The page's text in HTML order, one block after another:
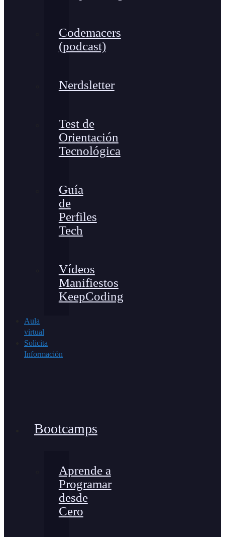
Codemacers
(podcast)
Nerdsletter
Test de
Orientación
Tecnológica
Guía
de
Perfiles
Tech
Vídeos
Manifiestos
KeepCoding
Aula
virtual
Solicita
Información
Bootcamps
Aprende a
Programar
desde
Cero